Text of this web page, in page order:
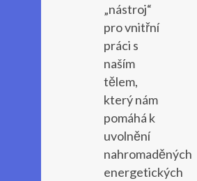
„nástroj“
pro vnitřní
práci s
naším
tělem,
který nám
pomáhá k
uvolnění
nahromaděných
energetických